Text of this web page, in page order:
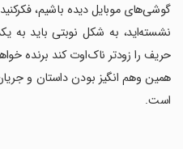
گوشی‌های موبایل دیده باشیم،
نشسته‌اید، به شکل نوبتی باید به
حریف را زودتر ناک‌اوت کند برنده
همین وهم انگیز بودن داستان و
است.